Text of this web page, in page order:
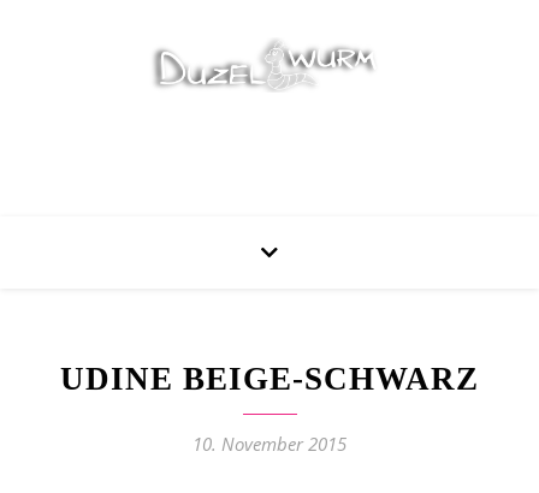
UDINE BEIGE-SCHWARZ
10. November 2015